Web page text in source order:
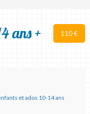
110 €
ans +
et ados 10-14 ans